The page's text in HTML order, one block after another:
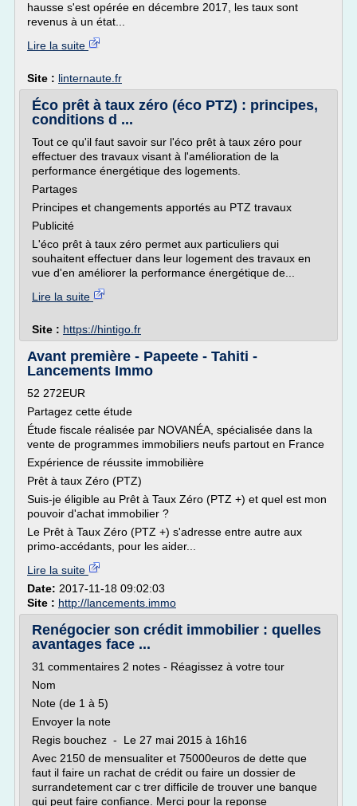
hausse s'est opérée en décembre 2017, les taux sont
revenus à un état...
Lire la suite
Site : linternaute.fr
Éco prêt à taux zéro (éco PTZ) : principes,
conditions d ...
Tout ce qu'il faut savoir sur l'éco prêt à taux zéro pour
effectuer des travaux visant à l'amélioration de la
performance énergétique des logements.
Partages
Principes et changements apportés au PTZ travaux
Publicité
L'éco prêt à taux zéro permet aux particuliers qui
souhaitent effectuer dans leur logement des travaux en
vue d'en améliorer la performance énergétique de...
Lire la suite
Site : https://hintigo.fr
Avant première - Papeete - Tahiti -
Lancements Immo
52 272EUR
Partagez cette étude
Étude fiscale réalisée par NOVANÉA, spécialisée dans la
vente de programmes immobiliers neufs partout en France
Expérience de réussite immobilière
Prêt à taux Zéro (PTZ)
Suis-je éligible au Prêt à Taux Zéro (PTZ +) et quel est mon
pouvoir d'achat immobilier ?
Le Prêt à Taux Zéro (PTZ +) s'adresse entre autre aux
primo-accédants, pour les aider...
Lire la suite
Date: 2017-11-18 09:02:03
Site : http://lancements.immo
Renégocier son crédit immobilier : quelles
avantages face ...
31 commentaires 2 notes - Réagissez à votre tour
Nom
Note (de 1 à 5)
Envoyer la note
Regis bouchez - Le 27 mai 2015 à 16h16
Avec 2150 de mensualiter et 75000euros de dette que
faut il faire un rachat de crédit ou faire un dossier de
surrandetement car c trer difficile de trouver une banque
qui peut faire confiance. Merci pour la reponse